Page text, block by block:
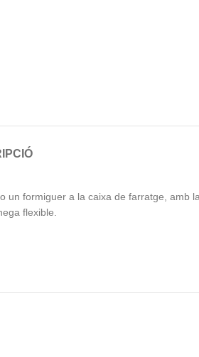
formiguer a la caixa de farratge, amb
flexible.